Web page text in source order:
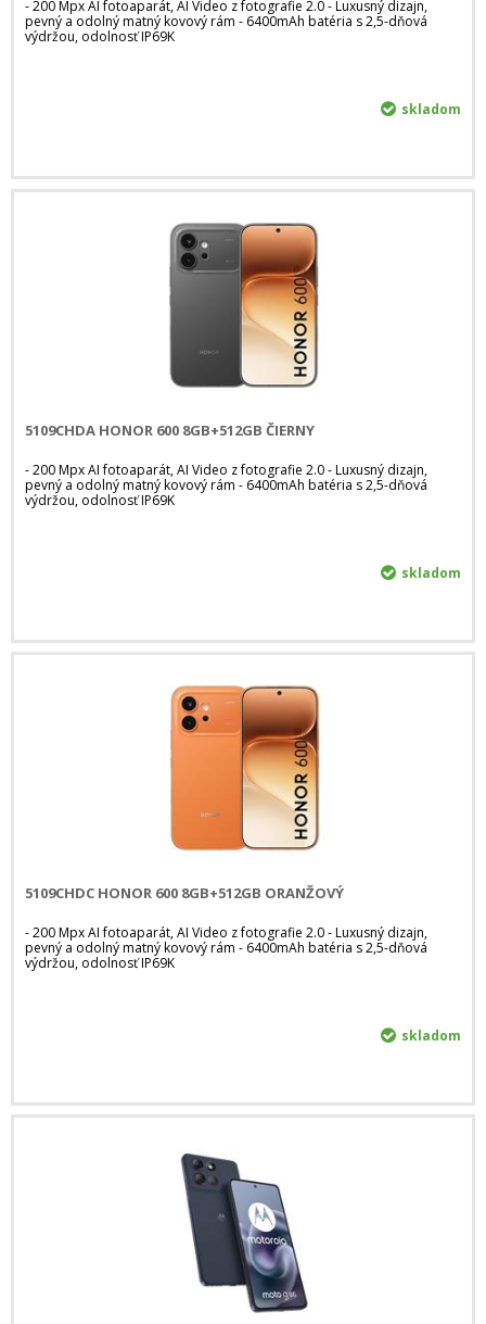
- 200 Mpx AI fotoaparát, AI Video z fotografie 2.0 - Luxusný dizajn,
pevný a odolný matný kovový rám - 6400mAh batéria s 2,5-dňová
výdržou, odolnosť IP69K
skladom
5109CHDA HONOR 600 8GB+512GB ČIERNY
- 200 Mpx AI fotoaparát, AI Video z fotografie 2.0 - Luxusný dizajn,
pevný a odolný matný kovový rám - 6400mAh batéria s 2,5-dňová
výdržou, odolnosť IP69K
skladom
5109CHDC HONOR 600 8GB+512GB ORANŽOVÝ
- 200 Mpx AI fotoaparát, AI Video z fotografie 2.0 - Luxusný dizajn,
pevný a odolný matný kovový rám - 6400mAh batéria s 2,5-dňová
výdržou, odolnosť IP69K
skladom